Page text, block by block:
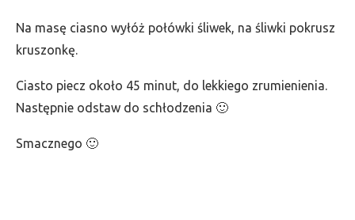
Na masę ciasno wyłóż połówki śliwek, na śliwki pokrusz
kruszonkę.
Ciasto piecz około 45 minut, do lekkiego zrumienienia.
Następnie odstaw do schłodzenia 🙂
Smacznego 🙂